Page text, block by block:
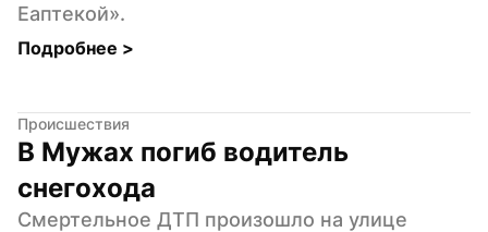
Еаптекой».
Подробнее >
Происшествия
В Мужах погиб водитель
снегохода
Смертельное ДТП произошло на улице